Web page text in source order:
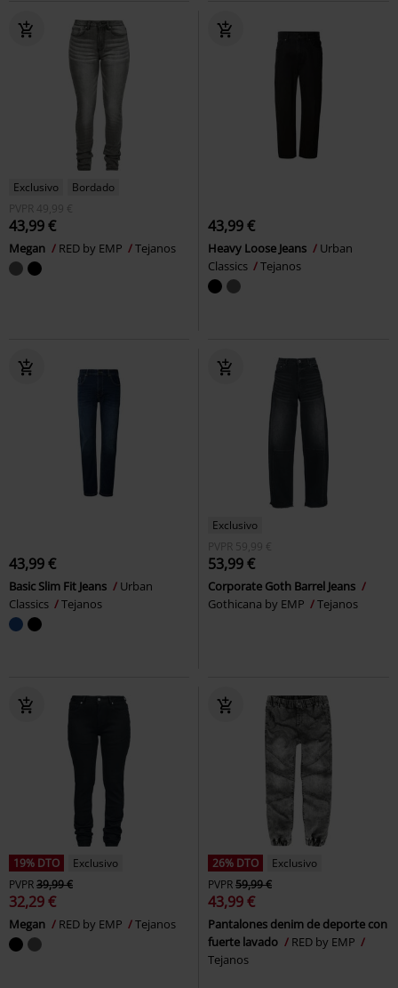
Exclusivo
Bordado
PVPR 49,99 €
43,99 €
Megan RED by EMP Tejanos
43,99 €
Heavy Loose Jeans
Urban
Classics
Tejanos
43,99 €
Basic Slim Fit Jeans
Urban
Classics
Tejanos
Exclusivo
PVPR
59,99 €
53,99 €
Corporate Goth Barrel Jeans
Gothicana by EMP
Tejanos
19% DTO
Exclusivo
PVPR39,99 €
32,29 €
Megan RED by EMP Tejanos
26% DTO
Exclusivo
PVPR59,99 €
43,99 €
Pantalones denim de deporte con
fuerte lavado
RED by EMP
Tejanos